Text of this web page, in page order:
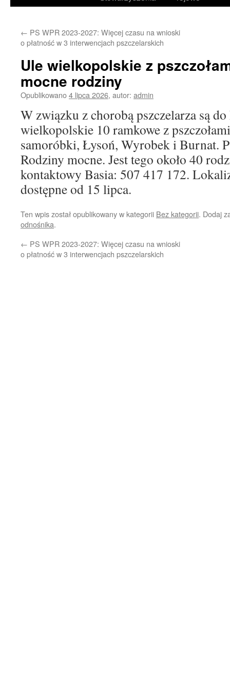
← PS WPR 2023-2027: Więcej czasu na wnioski
o płatność w 3 interwencjach pszczelarskich
Ule wielkopolskie z
mocne rodziny
Opublikowano4 lipca 2026, autor: admin
W związku z chorobą pszczelarza są
wielkopolskie 10 ramkowe z
samoróbki, Łysoń, Wyrobek i Burnat.
Rodziny mocne. Jest tego około 40
kontaktowy Basia: 507 417 172.
dostępne od 15 lipca.
Ten wpis został opublikowany w kategorii Bez kategorii. Dodaj
odnośnika.
← PS WPR 2023-2027: Więcej czasu na wnioski
o płatność w 3 interwencjach pszczelarskich